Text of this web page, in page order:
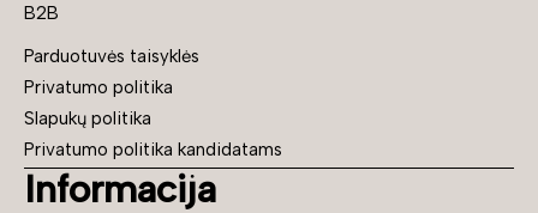
B2B
Parduotuvės taisyklės
Privatumo politika
Slapukų politika
Privatumo politika kandidatams
Informacija